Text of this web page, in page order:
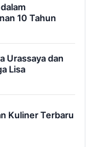
10 Tahun
Urassaya dan
Lisa
Kuliner Terbaru